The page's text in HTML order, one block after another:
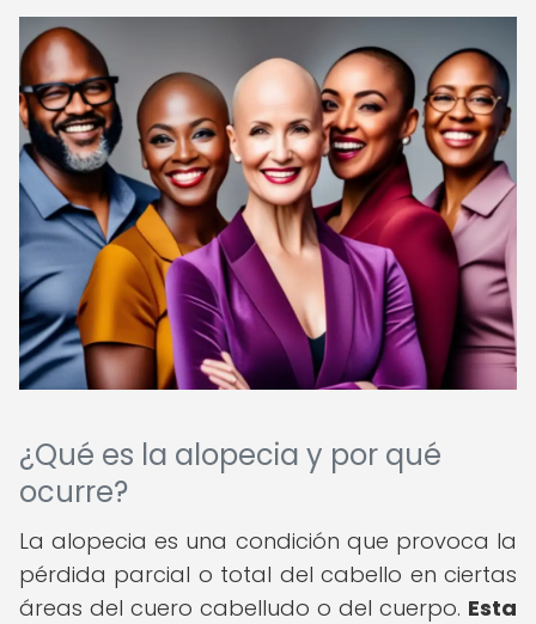
¿Qué es la alopecia y por qué
ocurre?
La alopecia es una condición que provoca la
pérdida parcial o total del cabello en ciertas
áreas del cuero cabelludo o del cuerpo. Esta